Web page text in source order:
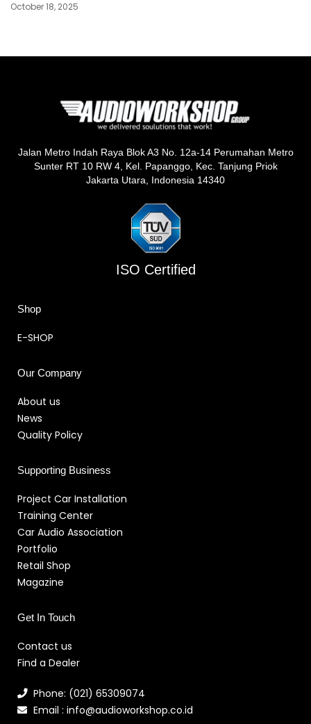
October 18, 2025
Jalan Metro Indah Raya Blok A3 No. 12a-14 Perumahan Metro
Sunter RT 10 RW 4, Kel. Papanggo, Kec. Tanjung Priok
Jakarta Utara, Indonesia 14340
ISO Certified
Shop
E-SHOP
Our Company
About us
News
Quality Policy
Supporting Business
Project Car Installation
Training Center
Car Audio Association
Portfolio
Retail Shop
Magazine
Get In Touch
Contact us
Find a Dealer
Phone: (021) 65309074
Email : info@audioworkshop.co.id